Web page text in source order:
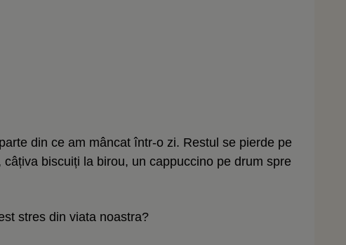
din ce am mâncat într-o zi. Restul se pierde pe
biscuiți la birou, un cappuccino pe drum spre
stres din viata noastra?